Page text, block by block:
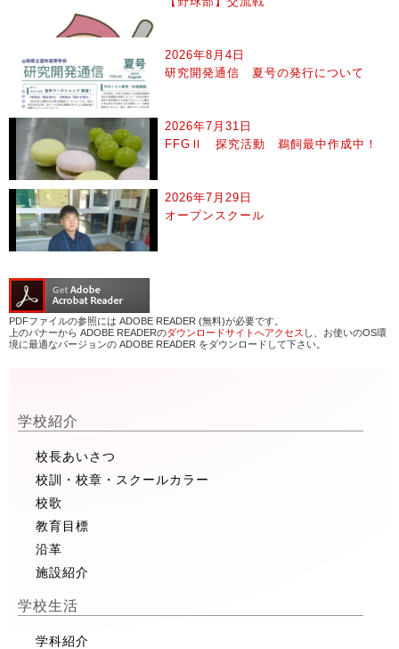
2026年8月4日
研究開発通信 夏号の発行について
2026年7月31日
FFGⅡ 探究活動 鵜飼最中作成中！
2026年7月29日
オープンスクール
PDFファイルの参照には ADOBE READER (無料)が必要です。
上のバナーから ADOBE READERのダウンロードサイトへアクセス し、お使いのOS環
境に最適なバージョンの ADOBE READER をダウンロードして下さい。
学校紹介
校長あいさつ
校訓・校章・スクールカラー
校歌
教育目標
沿革
施設紹介
学校生活
学科紹介